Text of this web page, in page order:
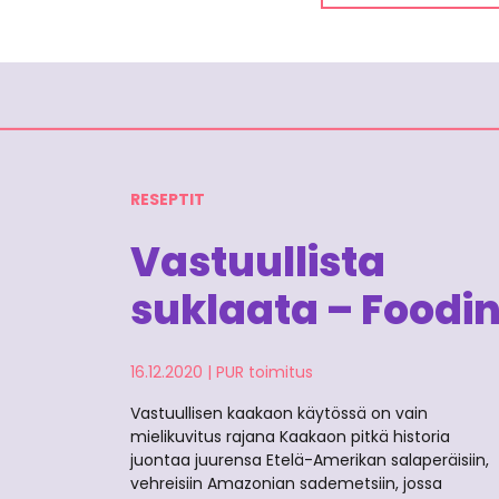
RESEPTIT
Vastuullista
suklaata –
16.12.2020 | PUR toimitus
Vastuullisen kaakaon käytössä on vain
mielikuvitus rajana Kaakaon pitkä historia
juontaa juurensa Etelä-Amerikan salaperäisiin,
vehreisiin Amazonian sademetsiin, jossa